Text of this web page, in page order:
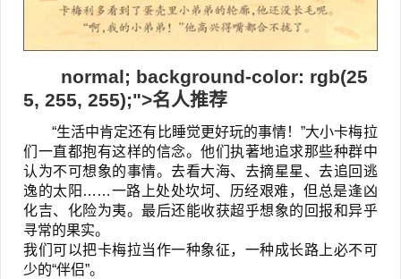
normal; background-color: rgb(25
5, 255, 255);">名人推荐
“生活中肯定还有比睡觉更好玩的事情！”大小卡梅拉
们一直都抱有这样的信念。他们执著地追求那些种群中
认为不可想象的事情。去看大海、去摘星星、去追回逃
逸的太阳……一路上处处坎坷、历经艰难，但总是逢凶
化吉、化险为夷。最后还能收获超乎想象的回报和异乎
寻常的果实。
我们可以把卡梅拉当作一种象征，一种成长路上必不可
少的“伴侣”。